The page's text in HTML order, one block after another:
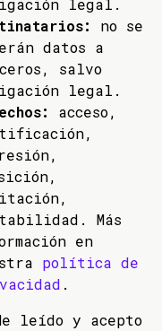
legal.
no se
datos a
salvo
legal.
acceso,
Más
en
política de
.
leído y acepto